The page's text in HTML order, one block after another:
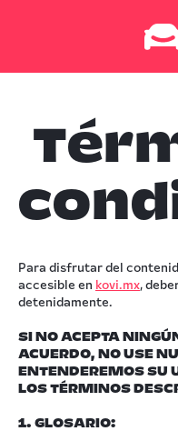
Para disfrutar del
accesible en kovi.mx,
detenidamente.
SI NO ACEPTA
ACUERDO, NO USE
ENTENDEREMOS SU
LOS TÉRMINOS
1. GLOSARIO: